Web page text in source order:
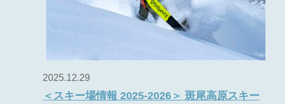
2025.12.29
＜スキー場情報 2025-2026＞ 斑尾高原スキー